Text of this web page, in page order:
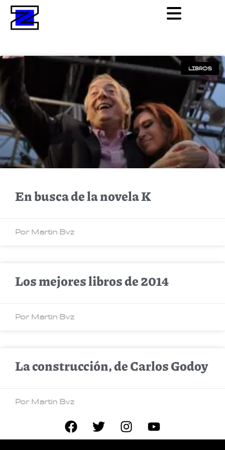
LIBROS
En busca de la novela K
Por Martin Bvz
Los mejores libros de 2014
Por Martin Bvz
La construcción, de Carlos Godoy
Por Martin Bvz